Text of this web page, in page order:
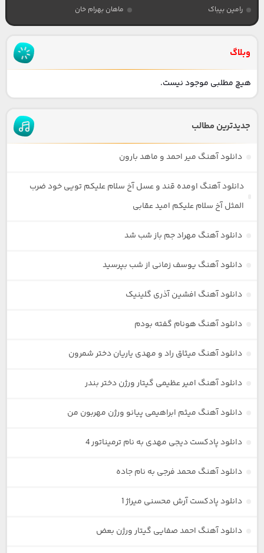
رامین بیباک
ماهان بهرام خان
وبلاگ
هیچ مطلبی موجود نیست.
جدیدترین مطالب
دانلود آهنگ میر احمد و ماهد بارون
دانلود آهنگ اومده قند و عسل آخ سلام علیکم تویی خود ضرب
المثل آخ سلام علیکم امید عقابی
دانلود آهنگ مهراد جم باز شب شد
دانلود آهنگ یوسف زمانی از شب بپرسید
دانلود آهنگ افشین آذری گلینیک
دانلود آهنگ هونام گفته بودم
دانلود آهنگ میثاق راد و مهدی یاریان دختر شمرون
دانلود آهنگ امیر عظیمی گیتار ورژن دختر بندر
دانلود آهنگ میثم ابراهیمی پیانو ورژن مهربون من
دانلود پادکست دیجی مهدی به نام ترمیناتور 4
دانلود آهنگ محمد فرجی به نام جاده
دانلود پادکست آرش محسنی میراژ 1
دانلود آهنگ احمد صفایی گیتار ورژن بعض